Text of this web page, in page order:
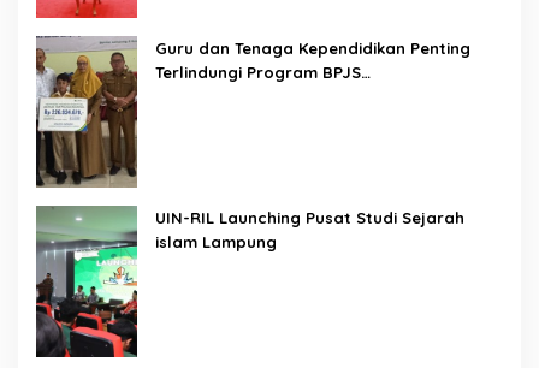
Guru dan Tenaga Kependidikan Penting
Terlindungi Program BPJS
UIN-RIL Launching Pusat Studi Sejarah
islam Lampung